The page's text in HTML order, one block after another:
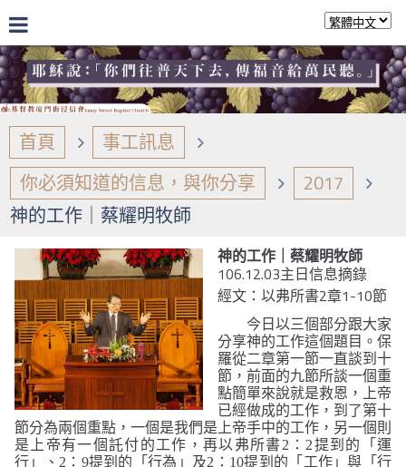
首頁
事工訊息
你必須知道的信息，與你分享
2017
神的工作｜蔡耀明牧師
神的工作｜蔡耀明牧師
106.12.03主日信息摘錄
經文：以弗所書2章1-10節
今日以三個部分跟大家
分享神的工作這個題目。保
羅從二章第一節一直談到十
節，前面的九節所談一個重
點簡單來說就是救恩，上帝
已經做成的工作，到了第十
節分為兩個重點，一個是我們是上帝手中的工作，另一個則
是上帝有一個託付的工作，再以弗所書 2 ： 2提到的「運
行」、 2 ： 9提到的「行為」及2 ： 10提到的「工作」與「行